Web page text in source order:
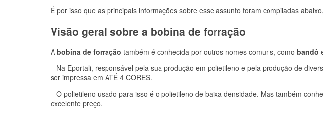
É por isso que as principais informações sobre esse assunto foram compiladas
Visão geral sobre a bobina de forração
A bobina de forração também é conhecida por outros nomes comuns, como bandô
– Na Eportali, responsável pela sua produção em polietileno e pela produção de
ser impressa em ATÉ 4 CORES.
– O polietileno usado para isso é o polietileno de baixa densidade. Mas também
excelente preço.